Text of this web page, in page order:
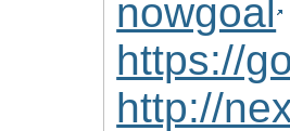
nowgoal
https://
http://